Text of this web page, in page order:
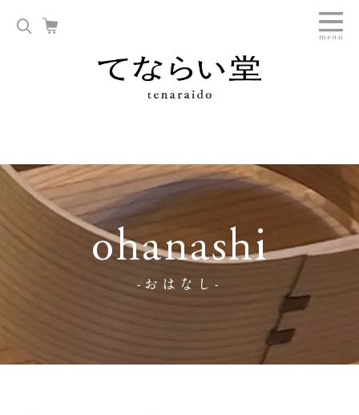
ohanashi
-おはなし-